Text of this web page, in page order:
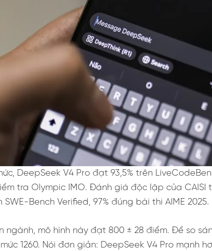
DeepSeek V4 Pro đạt 93,5% trên
tra Olympic IMO. Đánh giá độc lập của CAISI
Bench Verified, 97% đúng bài thi AIME 2025.
ngành, mô hình này đạt 800 ± 28 điểm. Để so
1260. Nói đơn giản: DeepSeek V4 Pro mạnh